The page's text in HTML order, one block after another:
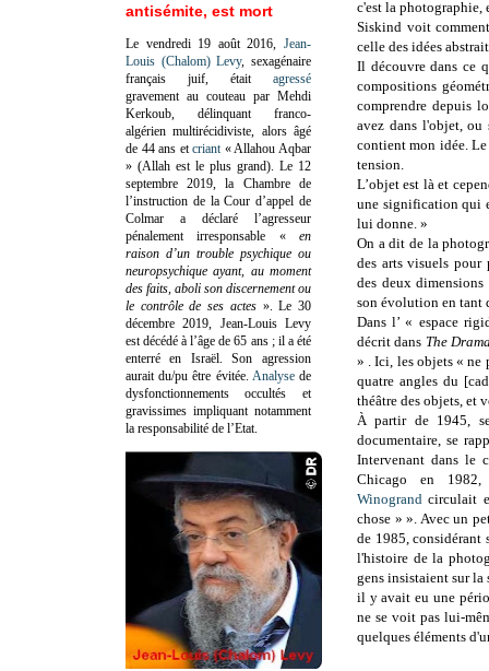
c'est la photographie,
Siskind voit
celle des idées
Il découvre dans ce
compositions
comprendre depuis
avez dans l'objet, ou
contient mon idée.
tension.
L’objet est là et
une signification qui
lui donne. »
On a dit de la
des arts visuels
des deux
son évolution en tant
Dans l’ « espace
décrit dans The
» . Ici, les objets « ne
quatre angles du
théâtre des objets, et
À partir de 1945,
documentaire, se
Intervenant dans le
Chicago en
Winogrand circulait
chose » ». Avec un
de 1985, considérant
l'histoire de la
gens insistaient sur la
il y avait eu une
ne se voit pas lui-
quelques éléments
antisémite, est mort
Le vendredi 19 août 2016, Jean-
Louis (Chalom) Levy, sexagénaire
français juif, était agressé
gravement au couteau par Mehdi
Kerkoub, délinquant franco-
algérien multirécidiviste, alors âgé
de 44 ans etcriant « Allahou Aqbar
» (Allah est le plus grand). Le 12
septembre 2019, la Chambre de
l’instruction de la Cour d’appel de
Colmar a déclaré l’agresseur
pénalement irresponsable «en
raison d’un trouble psychique ou
neuropsychique ayant, au moment
des faits, aboli son discernement ou
le contrôle de ses actes». Le 30
décembre 2019, Jean-Louis Levy
est décédé à l’âge de 65 ans ; il a été
enterré en Israël. Son agression
aurait du/pu être évitée. Analysede
dysfonctionnements occultés et
gravissimes impliquant notamment
la responsabilité de l’Etat.